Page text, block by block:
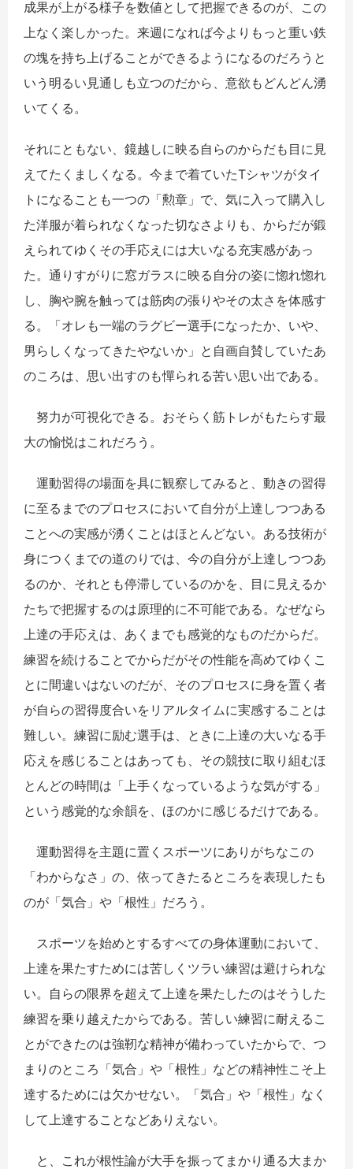
成果が上がる様子を数値として把握できるのが、この
上なく楽しかった。来週になれば今よりもっと重い鉄
の塊を持ち上げることができるようになるのだろうと
いう明るい見通しも立つのだから、意欲もどんどん湧
いてくる。
それにともない、鏡越しに映る自らのからだも目に見
えてたくましくなる。今まで着ていたTシャツがタイ
トになることも一つの「勲章」で、気に入って購入し
た洋服が着られなくなった切なさよりも、からだが鍛
えられてゆくその手応えには大いなる充実感があっ
た。通りすがりに窓ガラスに映る自分の姿に惚れ惚れ
し、胸や腕を触っては筋肉の張りやその太さを体感す
る。「オレも一端のラグビー選手になったか、いや、
男らしくなってきたやないか」と自画自賛していたあ
のころは、思い出すのも憚られる苦い思い出である。
努力が可視化できる。おそらく筋トレがもたらす最
大の愉悦はこれだろう。
運動習得の場面を具に観察してみると、動きの習得
に至るまでのプロセスにおいて自分が上達しつつある
ことへの実感が湧くことはほとんどない。ある技術が
身につくまでの道のりでは、今の自分が上達しつつあ
るのか、それとも停滞しているのかを、目に見えるか
たちで把握するのは原理的に不可能である。なぜなら
上達の手応えは、あくまでも感覚的なものだからだ。
練習を続けることでからだがその性能を高めてゆくこ
とに間違いはないのだが、そのプロセスに身を置く者
が自らの習得度合いをリアルタイムに実感することは
難しい。練習に励む選手は、ときに上達の大いなる手
応えを感じることはあっても、その競技に取り組むほ
とんどの時間は「上手くなっているような気がする」
という感覚的な余韻を、ほのかに感じるだけである。
運動習得を主題に置くスポーツにありがちなこの
「わからなさ」の、依ってきたるところを表現したも
のが「気合」や「根性」だろう。
スポーツを始めとするすべての身体運動において、
上達を果たすためには苦しくツラい練習は避けられな
い。自らの限界を超えて上達を果たしたのはそうした
練習を乗り越えたからである。苦しい練習に耐えるこ
とができたのは強靭な精神が備わっていたからで、つ
まりのところ「気合」や「根性」などの精神性こそ上
達するためには欠かせない。「気合」や「根性」なく
して上達することなどありえない。
と、これが根性論が大手を振ってまかり通る大まか